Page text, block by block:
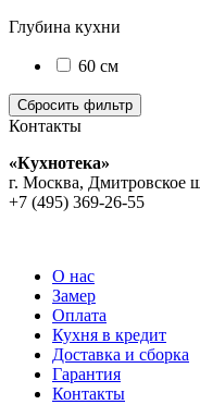
Глубина кухни
60 см
Контакты
«Кухнотека»
г. Москва, Дмитровское
+7 (495) 369-26-55
О нас
Замер
Оплата
Кухня в кредит
Доставка и сборка
Гарантия
Контакты